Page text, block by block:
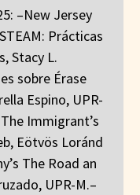
–New Jersey
Prácticas
Stacy L.
sobre Érase
Espino, UPR-
Immigrant’s
Eötvös Loránd
The Road an
UPR-M.–